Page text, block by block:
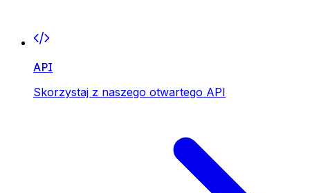
API
Skorzystaj z naszego otwartego API